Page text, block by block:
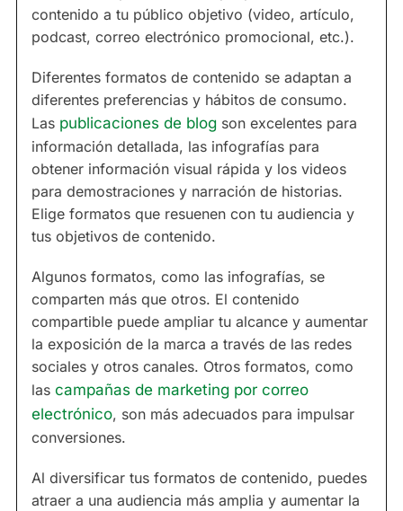
contenido a tu público objetivo (video, artículo,
podcast, correo electrónico promocional, etc.).
Diferentes formatos de contenido se adaptan a
diferentes preferencias y hábitos de consumo.
Las publicaciones de blog son excelentes para
información detallada, las infografías para
obtener información visual rápida y los videos
para demostraciones y narración de historias.
Elige formatos que resuenen con tu audiencia y
tus objetivos de contenido.
Algunos formatos, como las infografías, se
comparten más que otros. El contenido
compartible puede ampliar tu alcance y aumentar
la exposición de la marca a través de las redes
sociales y otros canales. Otros formatos, como
las campañas de marketing por correo
electrónico, son más adecuados para impulsar
conversiones.
Al diversificar tus formatos de contenido, puedes
atraer a una audiencia más amplia y aumentar la